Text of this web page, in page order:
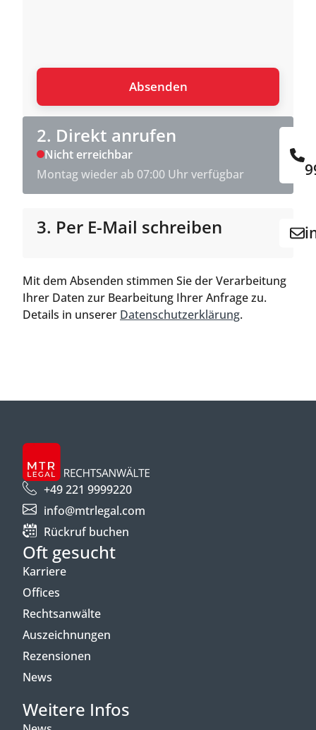
2. Direkt anrufen
Nicht erreichbar
Montag wieder ab 07:00 Uhr verfügbar
3. Per E-Mail schreiben
Mit dem Absenden stimmen Sie der Verarbeitung
Ihrer Daten zur Bearbeitung Ihrer Anfrage zu.
Details in unserer Datenschutzerklärung.
+49 221 9999220
info@mtrlegal.com
Rückruf buchen
Oft gesucht
Karriere
Offices
Rechtsanwälte
Auszeichnungen
Rezensionen
News
Weitere Infos